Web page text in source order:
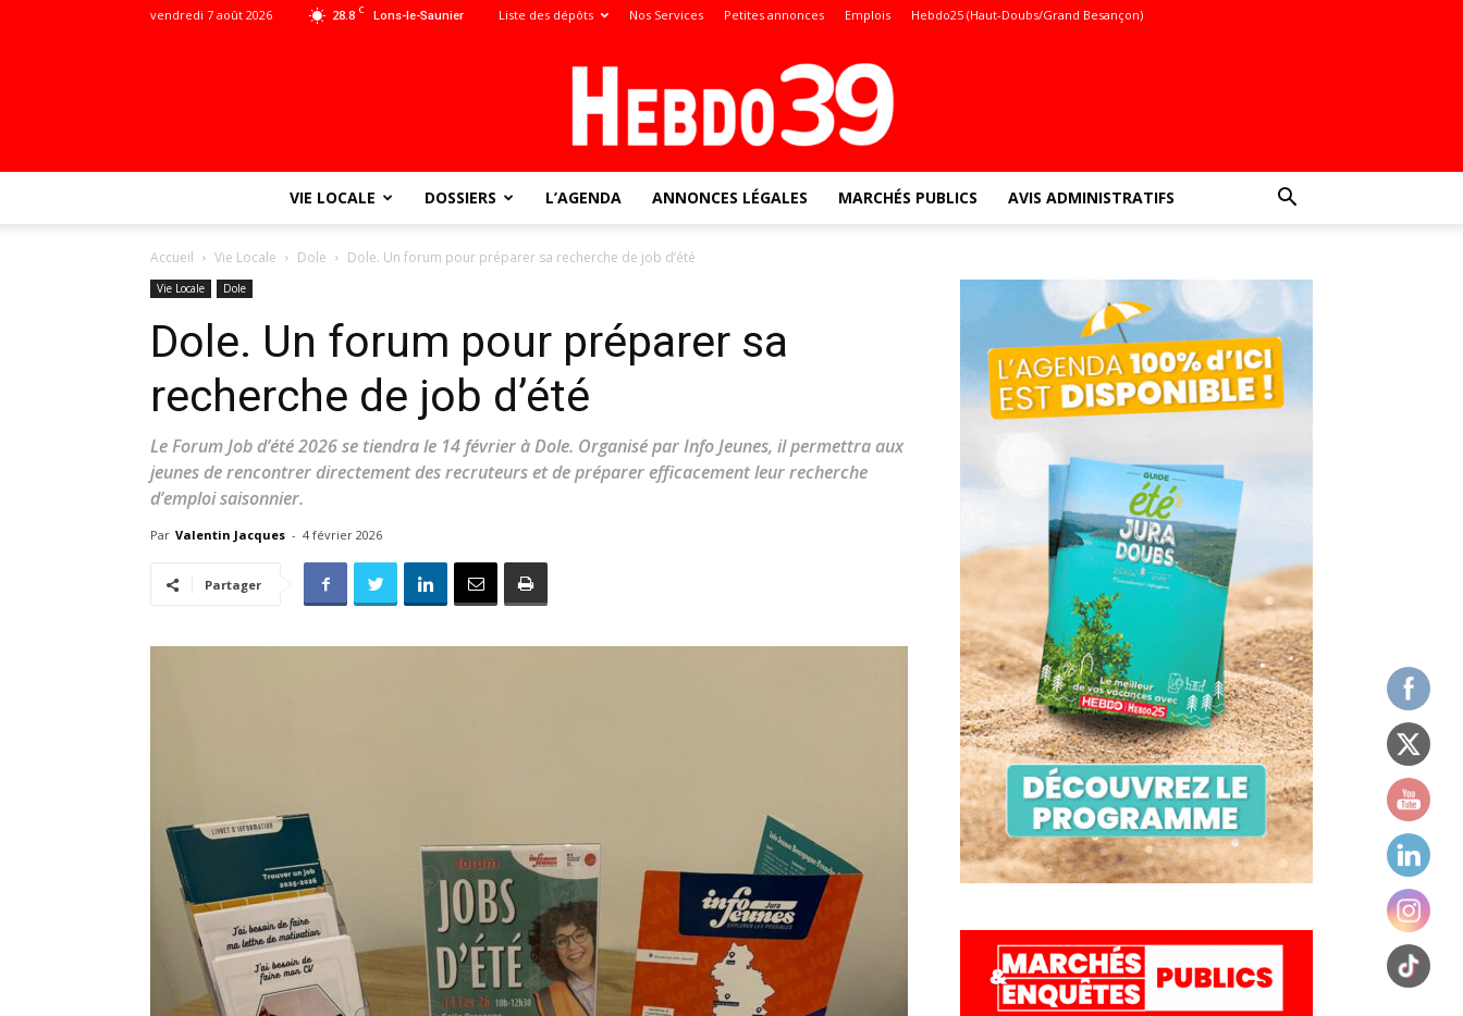
28.8 C Lons-le-Saunier
vendredi 7 août 2026 Liste des dépôts Nos Services Petites annonces Emplois Hebdo25 (Haut-Doubs/Grand Besançon)
l'info
–
VIE LOCALE DOSSIERS L’AGENDA ANNONCES LÉGALES MARCHÉS PUBLICS AVIS ADMINISTRATIFS
Accueil Vie Locale Dole Dole. Un forum pour préparer sa recherche de job d’été
Vie Locale Dole
Dole. Un forum pour préparer sa
recherche de job d’été
Le Forum Job d’été 2026 se tiendra le 14 février à Dole. Organisé par Info Jeunes, il permettra aux
jeunes de rencontrer directement des recruteurs et de préparer efficacement leur recherche
d’emploi saisonnier.
Par Valentin Jacques - 4 février 2026
Partager